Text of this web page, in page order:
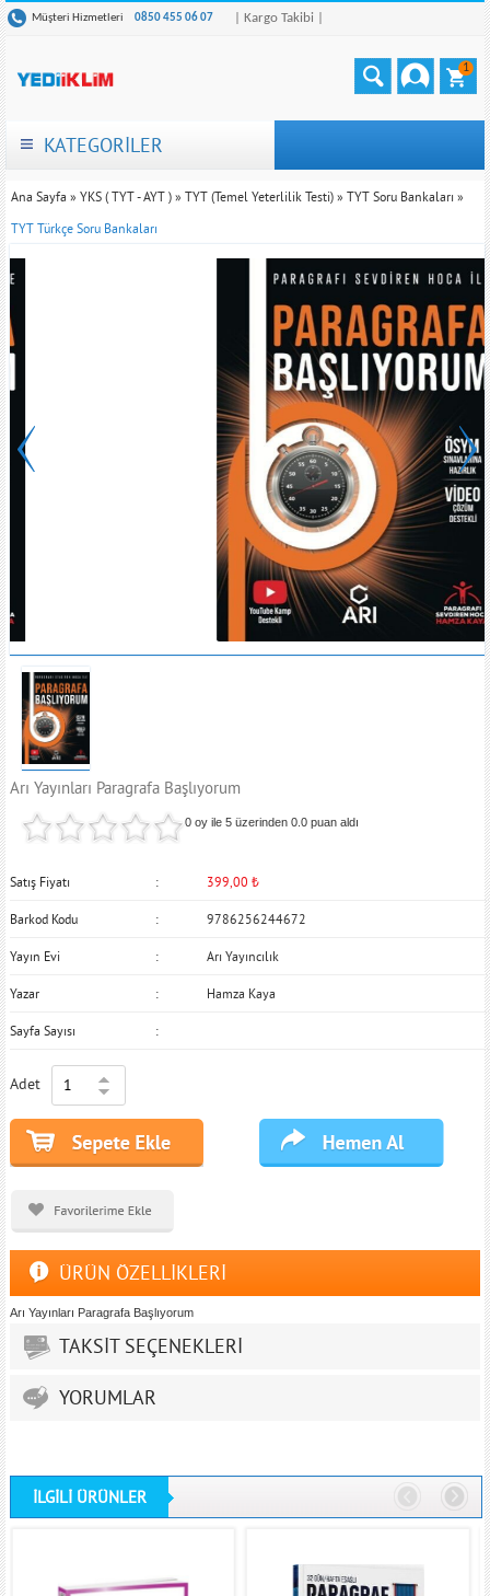
Müşteri Hizmetleri 0850 455 06 07 | Kargo Takibi |
1
KATEGORİLER
Ana Sayfa » YKS ( TYT - AYT ) » TYT (Temel Yeterlilik Testi) » TYT Soru Bankaları »
TYT Türkçe Soru Bankaları
Arı Yayınları Paragrafa Başlıyorum
0 oy ile 5 üzerinden0.0 puan aldı
Satış Fiyatı 399,00 ₺
Barkod Kodu 9786256244672
Yayın Evi Arı Yayıncılık
Yazar Hamza Kaya
Sayfa Sayısı
Adet
ÜRÜN ÖZELLİKLERİ
Arı Yayınları Paragrafa Başlıyorum
TAKSİT SEÇENEKLERİ
YORUMLAR
İLGİLİ ÜRÜNLER